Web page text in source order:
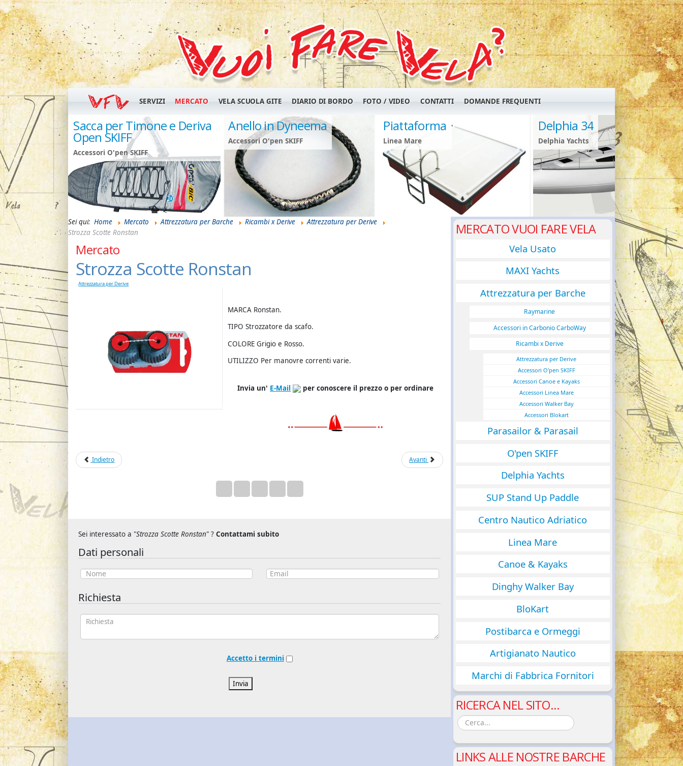
SERVIZI MERCATO VELA SCUOLA GITE DIARIO DI BORDO FOTO / VIDEO CONTATTI DOMANDE FREQUENTI
Randa Sacca per Timone e Deriva
Open SKIFF
Accessori O'pen SKIFF
Anello in Dyneema
Accessori O'pen SKIFF
Piattaforma
Linea Mare
Delphia 34
Delphia Yachts
GIUDANSKY.COM
Sei qui:Home Mercato Attrezzatura per Barche Ricambi x Derive
Attrezzatura per Derive
Strozza Scotte Ronstan
Mercato
Strozza Scotte Ronstan
Attrezzatura per Derive
MARCA Ronstan.
TIPO Strozzatore da scafo.
COLORE Grigio e Rosso.
UTILIZZO Per manovre correnti varie.
Invia un' E-Mail per conoscere il prezzo o per ordinare
Indietro Avanti
Sei interessato a "Strozza Scotte Ronstan" ?Contattami subito
Dati personali
Richiesta
Accetto i termini
Invia
MERCATO VUOI FARE VELA
Vela Usato
MAXI Yachts
Attrezzatura per Barche
Raymarine
Accessori in Carbonio CarboWay
Ricambi x Derive
Attrezzatura per Derive
Accessori O'pen SKIFF
Accessori Canoe e Kayaks
Accessori Linea Mare
Accessori Walker Bay
Accessori Blokart
Parasailor & Parasail
O'pen SKIFF
Delphia Yachts
SUP Stand Up Paddle
Centro Nautico Adriatico
Linea Mare
Canoe & Kayaks
Dinghy Walker Bay
BloKart
Postibarca e Ormeggi
Artigianato Nautico
Marchi di Fabbrica Fornitori
RICERCA NEL SITO...
LINKS ALLE NOSTRE BARCHE